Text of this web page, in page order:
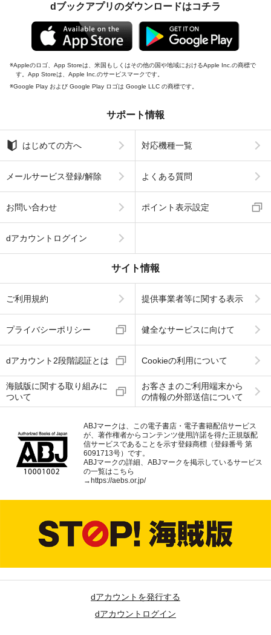
dブックアプリのダウンロードはコチラ
Appleのロゴ、App Storeは、米国もしくはその他の国や地域におけるApple Inc.の商標で
す。App Storeは、Apple Inc.のサービスマークです。
Google Play および Google Play ロゴは Google LLC の商標です。
サポート情報
はじめての方へ 対応機種一覧
メールサービス登録/解除 よくある質問
お問い合わせ ポイント表示設定
dアカウントログイン
サイト情報
ご利用規約 提供事業者等に関する表示
プライバシーポリシー 健全なサービスに向けて
dアカウント2段階認証とは Cookieの利用について
海賊版に関する取り組みに
ついて
お客さまのご利用端末から
の情報の外部送信について
ABJマークは、この電子書店・電子書籍配信サービス
が、著作権者からコンテンツ使用許諾を得た正規版配
信サービスであることを示す登録商標（登録番号 第
6091713号）です。
ABJマークの詳細、ABJマークを掲示しているサービス
の一覧はこちら
→https://aebs.or.jp/
dアカウントを発行する
dアカウントログイン